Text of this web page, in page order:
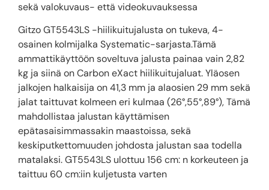
sekä valokuvaus- että videokuvauksessa
Gitzo GT5543LS -hiilikuitujalusta on tukeva, 4-
osainen kolmijalka Systematic-sarjasta.Tämä
ammattikäyttöön soveltuva jalusta painaa vain 2,82
kg ja siinä on Carbon eXact hiilikuitujaluat. Yläosen
jalkojen halkaisija on 41,3 mm ja alaosien 29 mm sekä
jalat taittuvat kolmeen eri kulmaa (26°,55°,89°), Tämä
mahdollistaa jalustan käyttämisen
epätasaisimmassakin maastoissa, sekä
keskiputkettomuuden johdosta jalustan saa todella
matalaksi. GT5543LS ulottuu 156 cm: n korkeuteen ja
taittuu 60 cm:iin kuljetusta varten